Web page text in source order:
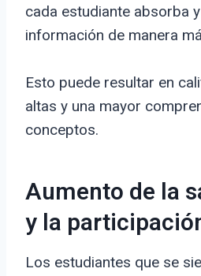
cada estudiante absorba
información de manera
Esto puede resultar en
altas y una mayor
conceptos.
Aumento de la
y la
Los estudiantes que se